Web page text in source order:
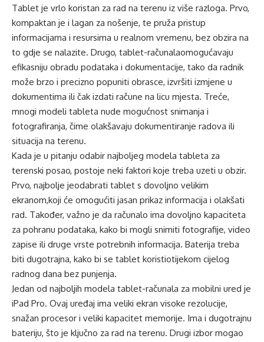
Tablet je vrlo koristan za rad na terenu iz više razloga. Prvo,
kompaktan je i lagan za nošenje, te pruža pristup
informacijama i resursima u realnom vremenu, bez obzira na
to gdje se nalazite. Drugo, tablet-računalaomogućavaju
efikasniju obradu podataka i dokumentacije, tako da radnik
može brzo i precizno popuniti obrasce, izvršiti izmjene u
dokumentima ili čak izdati račune na licu mjesta. Treće,
mnogi modeli tableta nude mogućnost snimanja i
fotografiranja, čime olakšavaju dokumentiranje radova ili
situacija na terenu.
Kada je u pitanju odabir najboljeg modela tableta za
terenski posao, postoje neki faktori koje treba uzeti u obzir.
Prvo, najbolje jeodabrati tablet s dovoljno velikim
ekranom,koji će omogućiti jasan prikaz informacija i olakšati
rad. Također, važno je da računalo ima dovoljno kapaciteta
za pohranu podataka, kako bi mogli snimiti fotografije, video
zapise ili druge vrste potrebnih informacija. Baterija treba
biti dugotrajna, kako bi se tablet koristiotijekom cijelog
radnog dana bez punjenja.
Jedan od najboljih modela tablet-računala za mobilni ured je
iPad Pro. Ovaj uređaj ima veliki ekran visoke rezolucije,
snažan procesor i veliki kapacitet memorije. Ima i dugotrajnu
bateriju, što je ključno za rad na terenu. Drugi izbor mogao